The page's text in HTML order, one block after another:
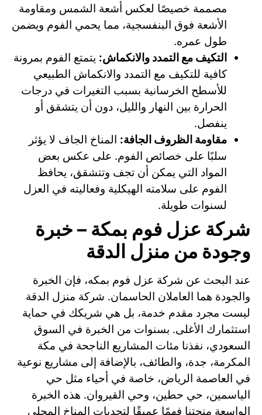
مصممة خصيصًا لعكس أشعة الشمس ومقاومة
الأشعة فوق البنفسجية، مما يحمي الفوم ويضمن
طول عمره.
التكيف مع التمدد والانكماش: يتمتع الفوم بمرونة
كافية للتكيف مع التمدد والانكماش الطبيعي
للأسطح الخرسانية بسبب التغيرات في درجات
الحرارة بين النهار والليل، دون أن يتشقق أو
ينفصل.
مقاومة الظروف الجافة: المناخ الجاف لا يؤثر
سلبًا على خصائص الفوم. على عكس بعض
المواد التي يمكن أن تجف وتتشقق، يحافظ
الفوم على سلامته الهيكلية وفعاليته في العزل
لسنوات طويلة.
شركة عزل فوم بمكة – خبرة
وجودة من منزل الدقة
عند البحث عن شركة عزل فوم بمكه، فإن الخبرة
والجودة هما العاملان الحاسمان. شركة منزل الدقة
ليست مجرد مقدم خدمة، بل هي شريكك في حماية
استثمارك الأغلى. بسنوات من الخبرة في السوق
السعودي، نفذنا مئات المشاريع الناجحة في مكة
المكرمة، جدة، والطائف، بالإضافة إلى مشاريع نوعية
في العاصمة الرياض، خاصة في أحياء مثل حي
الياسمين، حي حطين، وحي القيروان. هذه الخبرة
الواسعة منحتنا فهمًا عميقًا لتحديات المناخ المحلي